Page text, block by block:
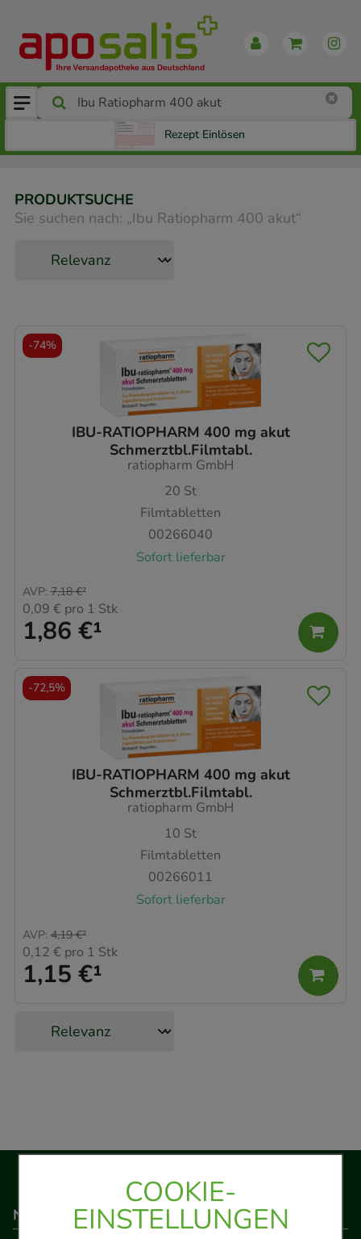
COOKIE-
EINSTELLUNGEN
Rezept Einlösen
PRODUKTSUCHE
Sie suchen nach: „Ibu Ratiopharm 400 akut“
IBU-RATIOPHARM 400 mg akut
Schmerztbl.Filmtabl.
ratiopharm GmbH
20 St
Filmtabletten
00266040
Sofort lieferbar
1,86 €¹
AVP: 7,18 €²
0,09 € pro 1 Stk
-74%
IBU-RATIOPHARM 400 mg akut
Schmerztbl.Filmtabl.
ratiopharm GmbH
10 St
Filmtabletten
00266011
Sofort lieferbar
1,15 €¹
AVP: 4,19 €²
0,12 € pro 1 Stk
-72,5%
Navigation